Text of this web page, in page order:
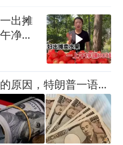
出摊
净赚
这才是美国救日元的原因，特朗普一语道破，日本在等中国拉一把？